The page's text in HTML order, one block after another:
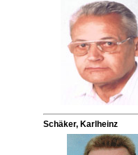
Schäker, Karlheinz